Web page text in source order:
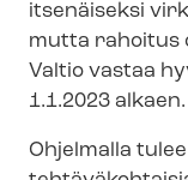
itsenäiseksi
mutta rahoitus
Valtio vastaa
1.1.2023 alkaen.
Ohjelmalla